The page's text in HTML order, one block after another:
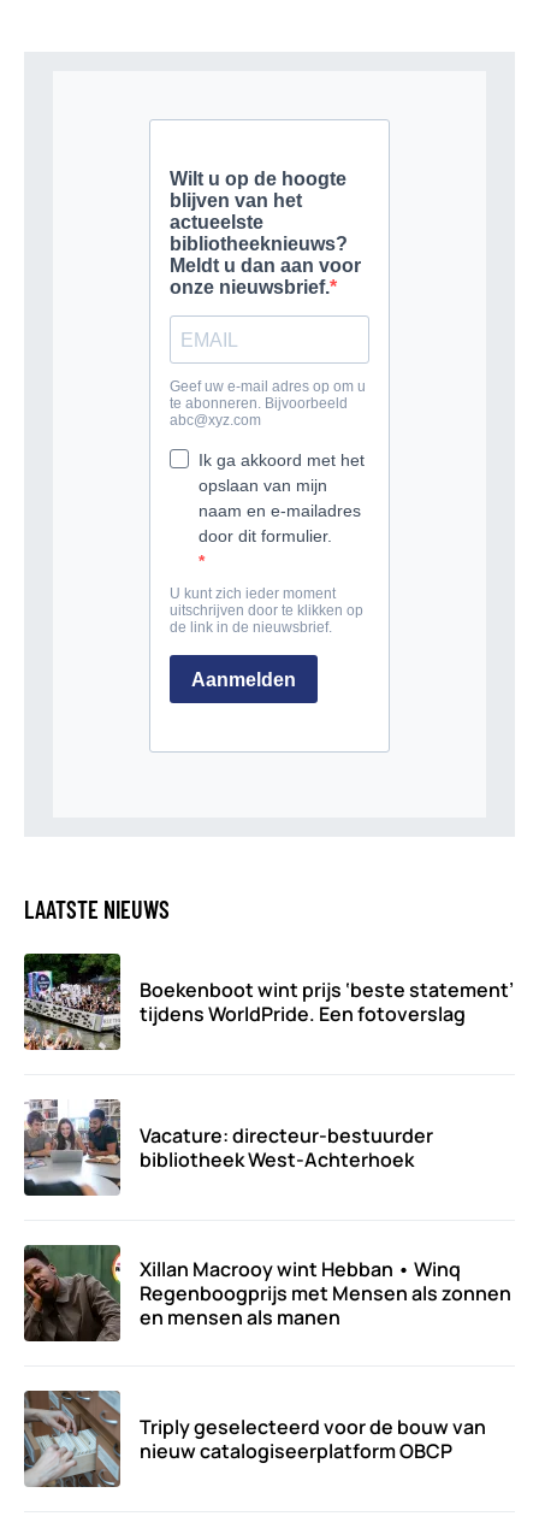
LAATSTE NIEUWS
Boekenboot wint prijs ‘beste statement’
tijdens WorldPride. Een fotoverslag
Vacature: directeur-bestuurder
bibliotheek West-Achterhoek
Xillan Macrooy wint Hebban • Winq
Regenboogprijs met Mensen als zonnen
en mensen als manen
Triply geselecteerd voor de bouw van
nieuw catalogiseerplatform OBCP